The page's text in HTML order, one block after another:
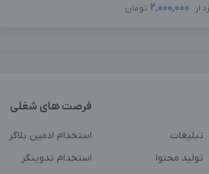
از 2,000,000 تومان
تبلیغات
تولید محتوا
فرصت های شغلی
استخدام ادمین بلاگر
استخدام تدوینگر